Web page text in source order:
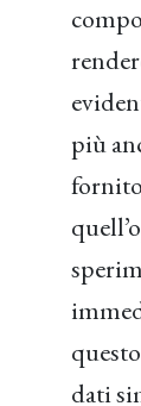
più
dati